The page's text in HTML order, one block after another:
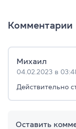
Комментарии
Михаил
04.02.2023 в
Действительно
Оставить